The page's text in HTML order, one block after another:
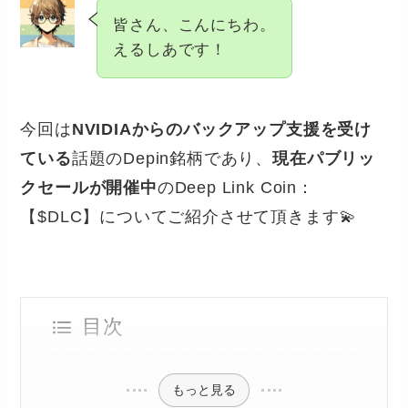
皆さん、こんにちわ。
えるしあです！
今回はNVIDIAからのバックアップ支援を受け
ている話題のDepin銘柄であり、現在パブリッ
クセールが開催中のDeep Link Coin：
【$DLC】についてご紹介させて頂きます💫
目次
もっと見る